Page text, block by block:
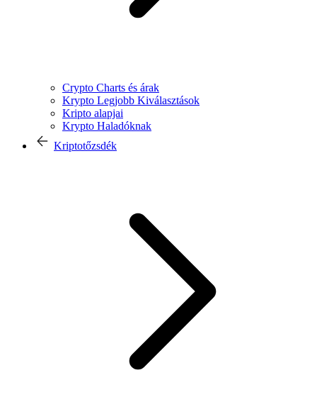
Crypto Charts és árak
Krypto Legjobb Kiválasztások
Kripto alapjai
Krypto Haladóknak
Kriptotőzsdék